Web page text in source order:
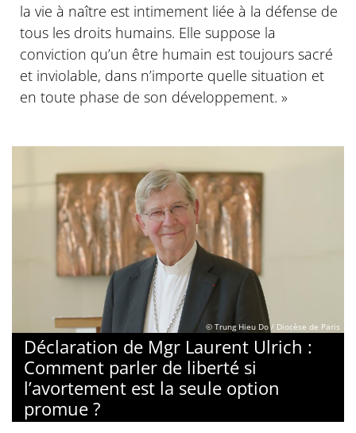
la vie à naître est intimement liée à la défense de
tous les droits humains. Elle suppose la
conviction qu’un être humain est toujours sacré
et inviolable, dans n’importe quelle situation et
en toute phase de son développement. »
© Trung Hieu Do / Diocèse de Paris
Déclaration de Mgr Laurent Ulrich :
Comment parler de liberté si
l’avortement est la seule option
promue ?